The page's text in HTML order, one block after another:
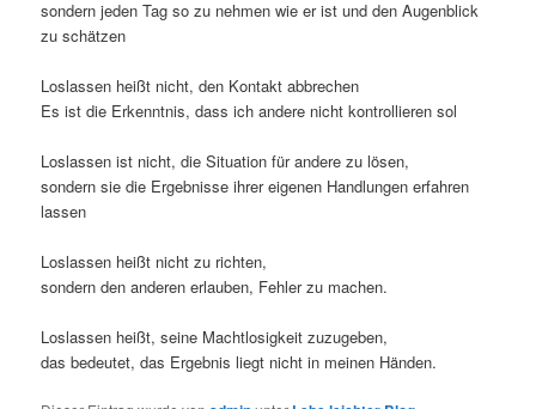
sondern jeden Tag so zu nehmen wie er ist und den Augenblick
zu schätzen
Loslassen heißt nicht, den Kontakt abbrechen
Es ist die Erkenntnis, dass ich andere nicht kontrollieren sol
Loslassen ist nicht, die Situation für andere zu lösen,
sondern sie die Ergebnisse ihrer eigenen Handlungen erfahren
lassen
Loslassen heißt nicht zu richten,
sondern den anderen erlauben, Fehler zu machen.
Loslassen heißt, seine Machtlosigkeit zuzugeben,
das bedeutet, das Ergebnis liegt nicht in meinen Händen.